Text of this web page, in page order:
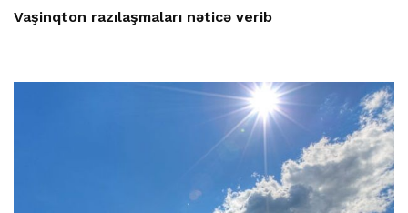
Vaşinqton razılaşmaları nəticə verib